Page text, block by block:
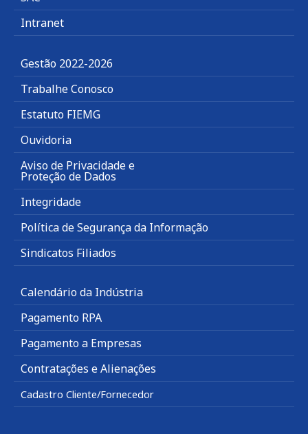
Intranet
Gestão 2022-2026
Trabalhe Conosco
Estatuto FIEMG
Ouvidoria
Aviso de Privacidade e
Proteção de Dados
Integridade
Política de Segurança da Informação
Sindicatos Filiados
Calendário da Indústria
Pagamento RPA
Pagamento a Empresas
Contratações e Alienações
Cadastro Cliente/Fornecedor